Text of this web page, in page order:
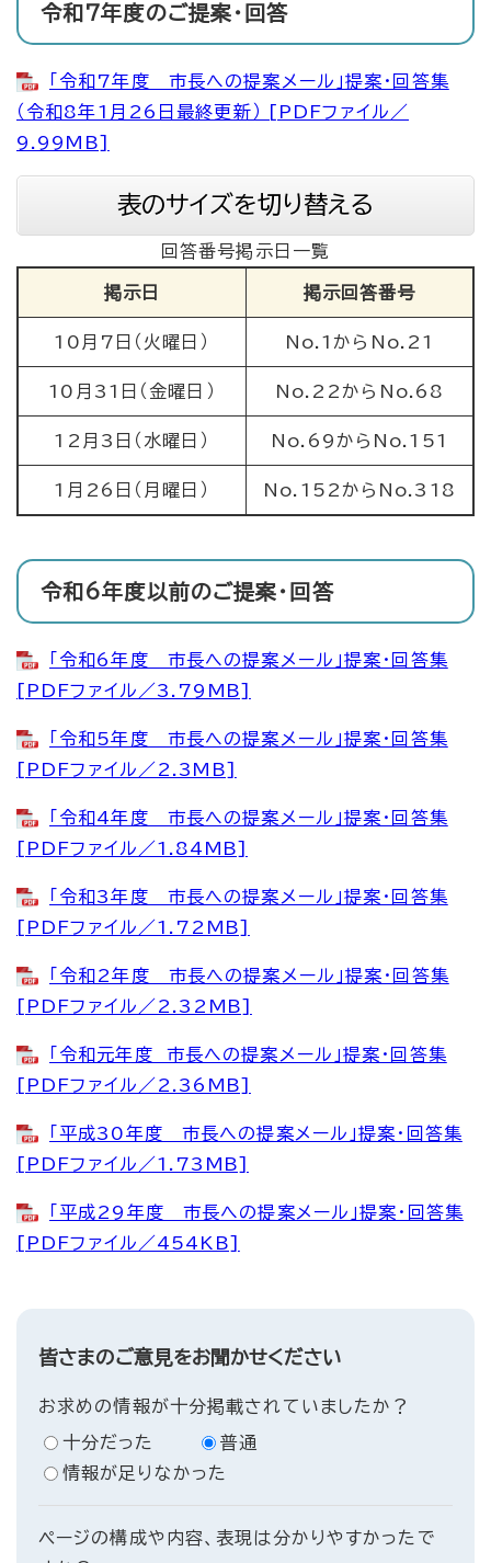
令和7年度のご提案・回答
「令和7年度 市長への提案メール」提案・回答集
（令和8年1月26日最終更新） [PDFファイル／
9.99MB]
表のサイズを切り替える
回答番号掲示日一覧
掲示日 掲示回答番号
10月7日（火曜日） No.1からNo.21
10月31日（金曜日） No.22からNo.68
12月3日（水曜日） No.69からNo.151
1月26日（月曜日） No.152からNo.318
令和6年度以前のご提案・回答
「令和6年度 市長への提案メール」提案・回答集
[PDFファイル／3.79MB]
「令和5年度 市長への提案メール」提案・回答集
[PDFファイル／2.3MB]
「令和4年度 市長への提案メール」提案・回答集
[PDFファイル／1.84MB]
「令和3年度 市長への提案メール」提案・回答集
[PDFファイル／1.72MB]
「令和2年度 市長への提案メール」提案・回答集
[PDFファイル／2.32MB]
「令和元年度 市長への提案メール」提案・回答集
[PDFファイル／2.36MB]
「平成30年度 市長への提案メール」提案・回答集
[PDFファイル／1.73MB]
「平成29年度 市長への提案メール」提案・回答集
[PDFファイル／454KB]
皆さまのご意見をお聞かせください
お求めの情報が十分掲載されていましたか？
十分だった
普通
情報が足りなかった
ページの構成や内容、表現は分かりやすかったで